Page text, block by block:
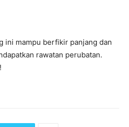
ini mampu berfikir panjang dan
rawatan perubatan.